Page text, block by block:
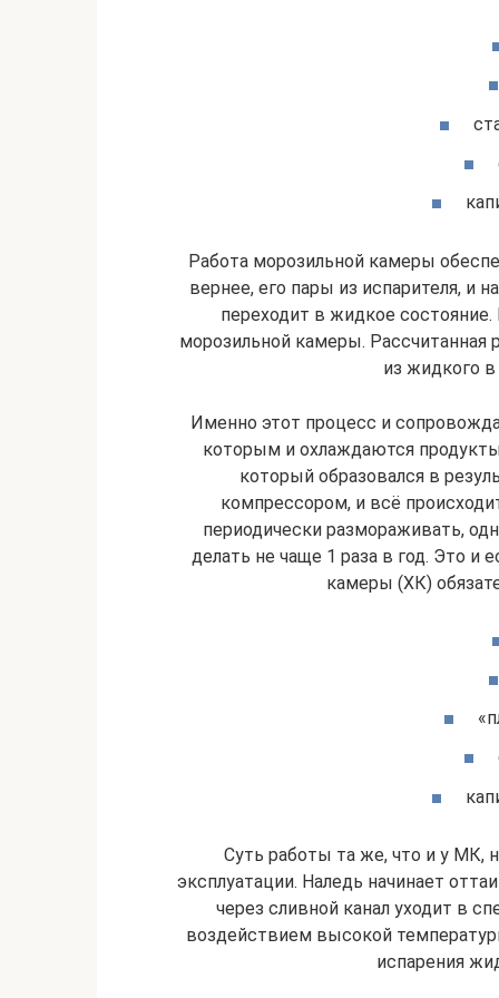
Работа морозильной камеры
вернее, его пары из испарителя, и
переходит в жидкое
морозильной камеры. Рассчитанная
из жидкого в
Именно этот процесс и
которым и охлаждаются
который образовался в
компрессором, и всё
периодически размораживать,
делать не чаще 1 раза в год. Это и
камеры (ХК)
Суть работы та же, что и у МК,
эксплуатации. Наледь начинает
через сливной канал уходит в
воздействием высокой
испарения